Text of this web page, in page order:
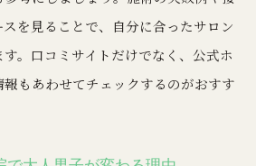
を見ることで、自分に合ったサロン
。口コミサイトだけでなく、公式ホ
もあわせてチェックするのがおすす